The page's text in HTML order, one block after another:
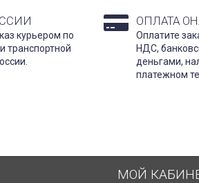
курьером по
транспортной
ОПЛАТА
Оплатите
НДС,
деньгами,
платежном
МОЙ